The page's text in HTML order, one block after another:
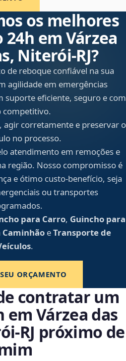
os melhores
em Várzea
Niterói‑RJ?
de reboque confiável na sua
agilidade em emergências
suporte eficiente, seguro e com
competitivo.
agir corretamente e preservar o
no processo.
atendimento em remoções e
região. Nosso compromisso é
e ótimo custo-benefício, seja
ou transportes
para Carro, Guincho para
eTransporte de
.
ORÇAMENTO
contratar um
em Várzea das
próximo de